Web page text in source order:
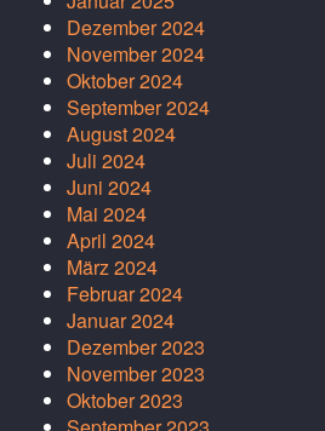
Dezember 2024
November 2024
Oktober 2024
September 2024
August 2024
Juli 2024
Juni 2024
Mai 2024
April 2024
März 2024
Februar 2024
Januar 2024
Dezember 2023
November 2023
Oktober 2023